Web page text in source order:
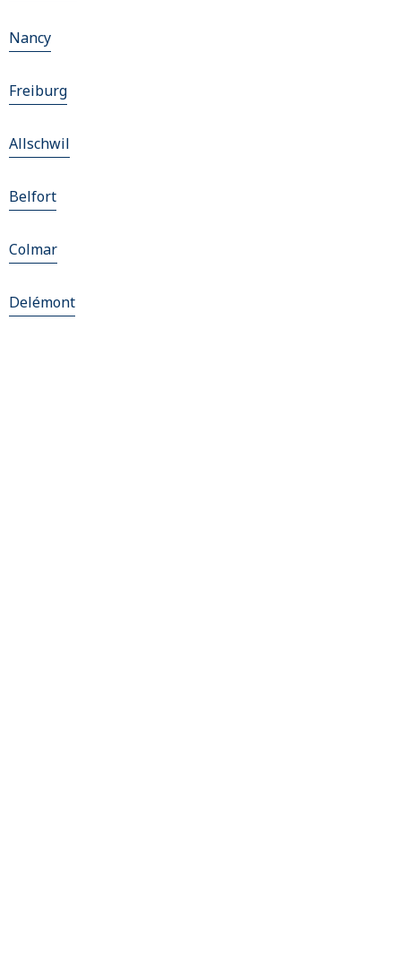
Nancy
Freiburg
Allschwil
Belfort
Colmar
Delémont